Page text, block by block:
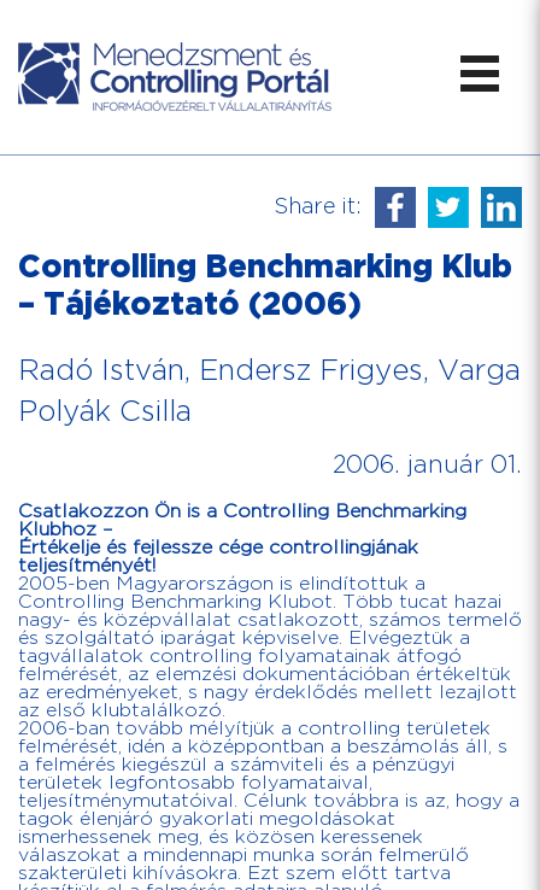
Share it:
Controlling Benchmarking Klub
– Tájékoztató (2006)
Radó István, Endersz Frigyes, Varga
Polyák Csilla
2006. január 01.
Csatlakozzon Ön is a Controlling Benchmarking
Klubhoz –
Értékelje és fejlessze cége controllingjának
teljesítményét!
2005-ben Magyarországon is elindítottuk a
Controlling Benchmarking Klubot. Több tucat hazai
nagy- és középvállalat csatlakozott, számos termelő
és szolgáltató iparágat képviselve. Elvégeztük a
tagvállalatok controlling folyamatainak átfogó
felmérését, az elemzési dokumentációban értékeltük
az eredményeket, s nagy érdeklődés mellett lezajlott
az első klubtalálkozó.
2006-ban tovább mélyítjük a controlling területek
felmérését, idén a középpontban a beszámolás áll, s
a felmérés kiegészül a számviteli és a pénzügyi
területek legfontosabb folyamataival,
teljesítménymutatóival. Célunk továbbra is az, hogy a
tagok élenjáró gyakorlati megoldásokat
ismerhessenek meg, és közösen keressenek
válaszokat a mindennapi munka során felmerülő
szakterületi kihívásokra. Ezt szem előtt tartva